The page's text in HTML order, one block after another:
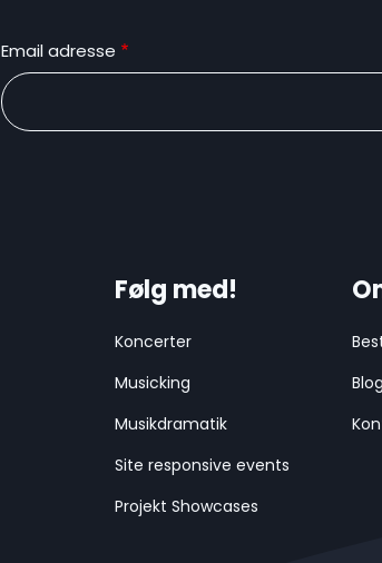
Email adresse
Følg med!
Koncerter
Musicking
Musikdramatik
Site responsive events
Projekt Showcases
Blog